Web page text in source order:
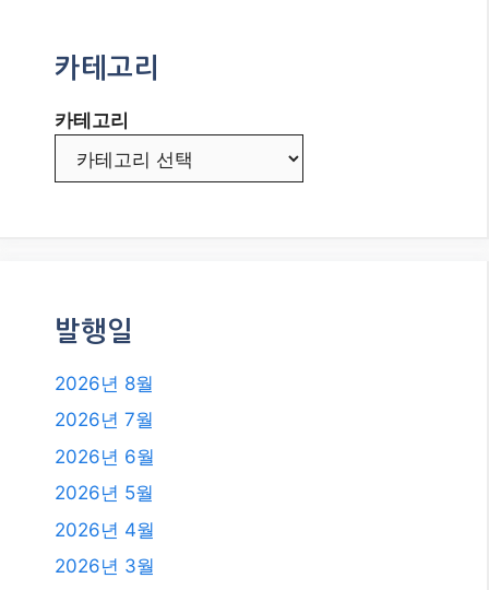
카테고리
카테고리
발행일
2026년 8월
2026년 7월
2026년 6월
2026년 5월
2026년 4월
2026년 3월